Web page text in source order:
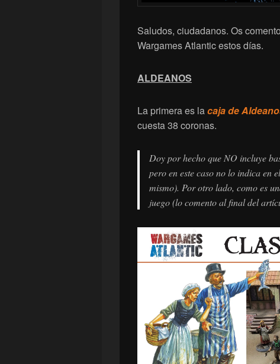
Saludos, ciudadanos. Os
Wargames Atlantic estos días.
ALDEANOS
La primera es lacaja de
cuesta 38 coronas.
Doy por hecho que NO incluye
pero en este caso no lo indica en
mismo). Por otro lado, como es
juego (lo comento al final del